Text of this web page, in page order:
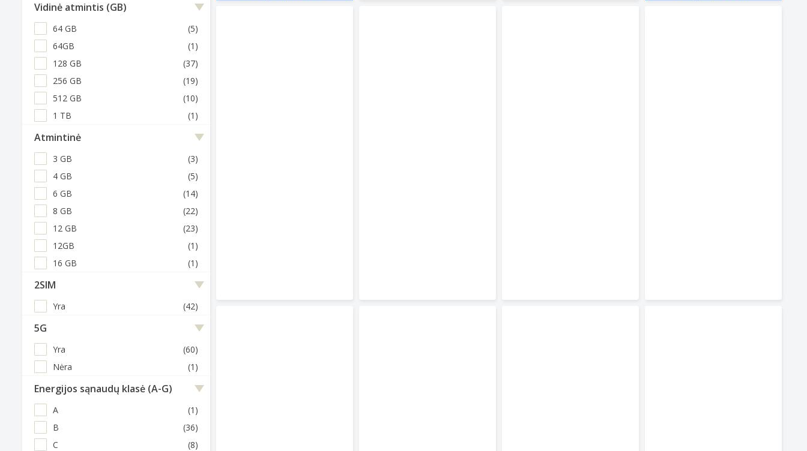
Vidinė atmintis (GB)
64 GB
(5)
64GB
(1)
128 GB
(37)
256 GB
(19)
512 GB
(10)
1 TB
(1)
Atmintinė
3 GB
(3)
4 GB
(5)
6 GB
(14)
8 GB
(22)
12 GB
(23)
12GB
(1)
16 GB
(1)
2SIM
Yra (42)
5G
Yra
(60)
Nėra
(1)
Energijos sąnaudų klasė (A-G)
A
(1)
B
(36)
C
(8)